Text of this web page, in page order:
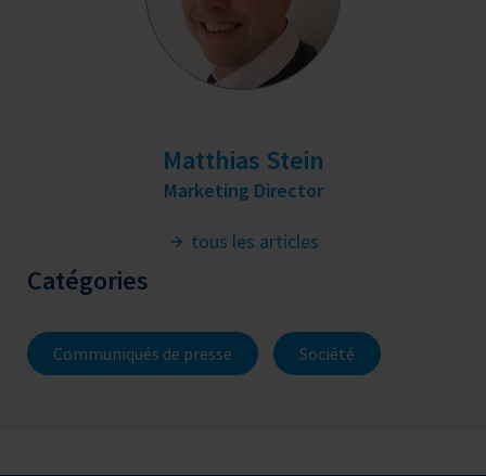
Matthias Stein
Marketing Director
tous les articles
Catégories
Communiqués de presse Société